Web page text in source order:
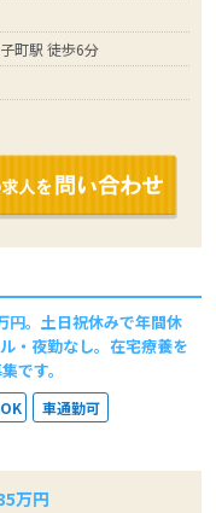
町駅 徒歩6分
円。土日祝休みで年間休
・夜勤なし。在宅療養を
です。
車通勤可
万円